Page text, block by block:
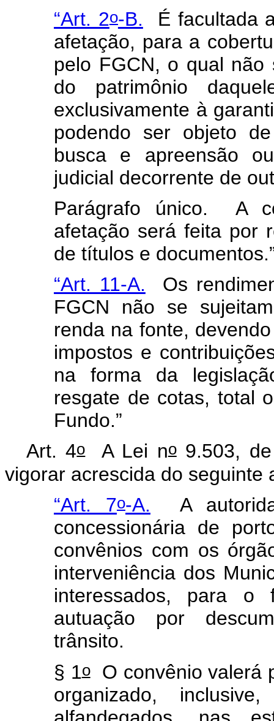
“Art. 2o-B.
É facultada
afetação, para a
pelo FGCN, o qual não
do patrimônio
exclusivamente à
podendo ser objeto
busca e apreensão
judicial decorrente de
Parágrafo único. A
afetação será feita por
de títulos e
“Art. 11-A. Os
FGCN não se
renda na fonte,
impostos e
na forma da
resgate de cotas, total
Fundo.”
Art. 4oA Lei no9.503, de
vigorar acrescida do seguinte
“Art. 7o-A.
A
concessionária de
convênios com os
interveniência dos
interessados, para
autuação por
trânsito.
§ 1oO convênio valerá
organizado,